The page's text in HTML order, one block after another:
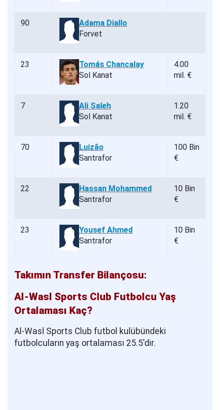
90
Adama Diallo
Forvet
23
Tomás Chancalay
Sol Kanat
4.00
mil. €
7
Ali Saleh
Sol Kanat
1.20
mil. €
70
Luizão
Santrafor
100 Bin
€
22
Hassan Mohammed
Santrafor
10 Bin
€
23
Yousef Ahmed
Santrafor
10 Bin
€
Takımın Transfer Bilançosu:
Al-Wasl Sports Club Futbolcu Yaş
Ortalaması Kaç?
Al-Wasl Sports Club futbol kulübündeki
futbolcuların yaş ortalaması 25.5'dir.